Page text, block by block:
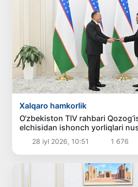
Xalqaro hamkorlik
O‘zbekiston TIV rahbari
elchisidan ishonch yorliqlari
qildi28 iyl 2026, 10:51 1 676